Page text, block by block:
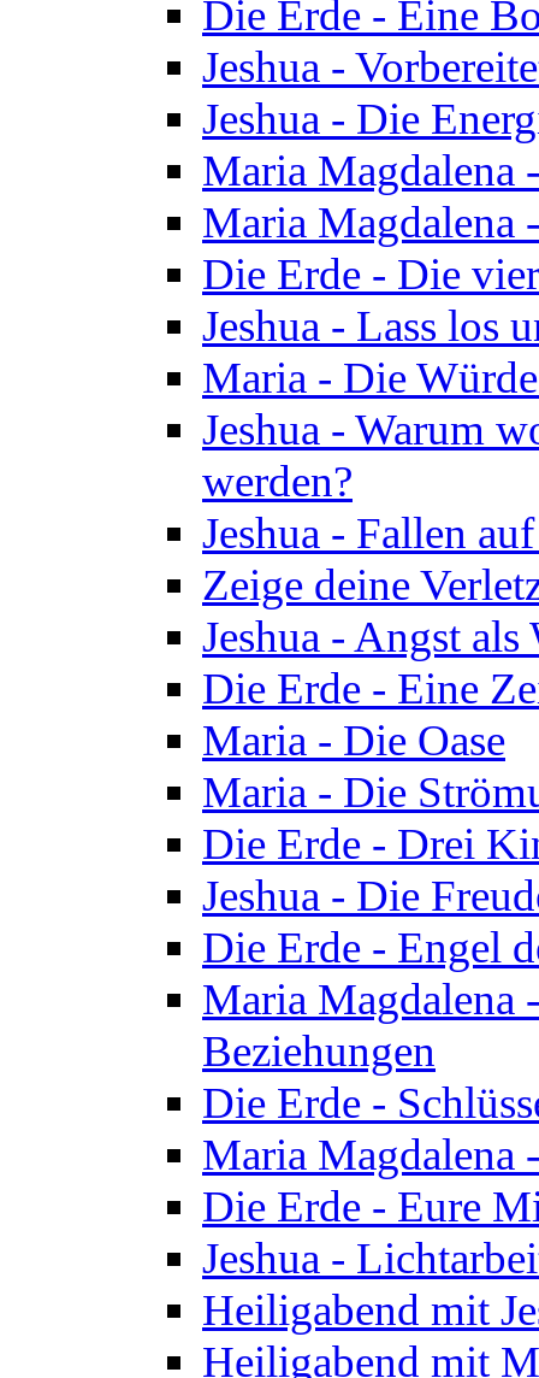
Die Erde - Eine
Jeshua -
Jeshua - Die
Maria Magdalena
Maria Magdalena
Die Erde - Die
Jeshua - Lass los
Maria - Die
Jeshua - Warum
werden?
Jeshua - Fallen
Zeige deine
Jeshua - Angst als
Die Erde - Eine
Maria - Die Oase
Maria - Die
Die Erde - Drei
Jeshua - Die
Die Erde - Engel
Maria Magdalena
Beziehungen
Die Erde -
Maria Magdalena
Die Erde - Eure
Jeshua -
Heiligabend mit
Heiligabend mit